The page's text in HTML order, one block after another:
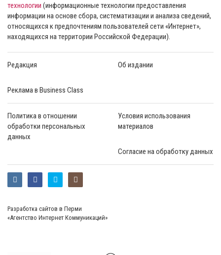
технологии (информационные технологии предоставления
информации на основе сбора, систематизации и анализа сведений,
относящихся к предпочтениям пользователей сети «Интернет»,
находящихся на территории Российской Федерации).
Редакция Об издании
Реклама в Business Class
Политика в отношении
обработки персональных
данных
Условия использования
материалов
Согласие на обработку данных
Разработка сайтов в Перми
«Агентство Интернет Коммуникаций»